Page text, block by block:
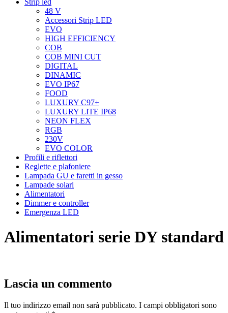
48 V
Accessori Strip LED
EVO
HIGH EFFICIENCY
COB
COB MINI CUT
DIGITAL
DINAMIC
EVO IP67
FOOD
LUXURY C97+
LUXURY LITE IP68
NEON FLEX
RGB
230V
EVO COLOR
Profili e riflettori
Reglette e plafoniere
Lampada GU e faretti in gesso
Lampade solari
Alimentatori
Dimmer e controller
Emergenza LED
Alimentatori serie DY standard
Lascia un commento
Il tuo indirizzo email non sarà pubblicato. I campi obbligatori sono